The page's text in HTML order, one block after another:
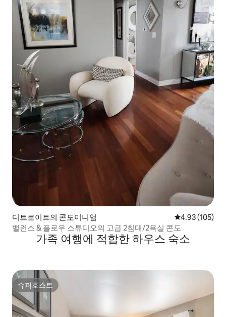
디트로이트의 콘도미니엄 평점 4.93점(5
4.93 (105)
밸런스 & 플로우 스튜디오의 고급 2침대/2욕실 콘도
가족 여행에 적합한 하우스 숙소
슈퍼호스트
슈퍼호스트